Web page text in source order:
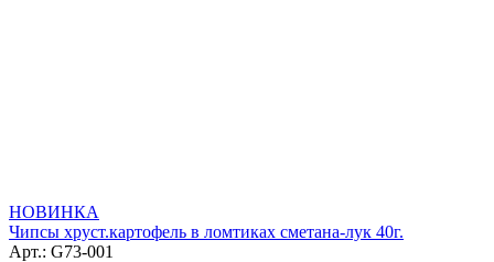
НОВИНКА
Чипсы хруст.картофель в ломтиках сметана-лук 40г.
Арт.: G73-001